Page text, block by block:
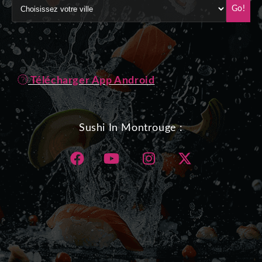
Go!
Télécharger App Android
Sushi In Montrouge :